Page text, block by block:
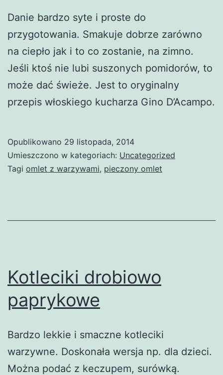
Danie bardzo syte i proste do
przygotowania. Smakuje dobrze zarówno
na ciepło jak i to co zostanie, na zimno.
Jeśli ktoś nie lubi suszonych pomidorów, to
może dać świeże. Jest to oryginalny
przepis włoskiego kucharza Gino D’Acampo.
Opublikowano 29 listopada, 2014
Umieszczono w kategoriach: Uncategorized
Tagi omlet z warzywami, pieczony omlet
Kotleciki drobiowo
paprykowe
Bardzo lekkie i smaczne kotleciki
warzywne. Doskonała wersja np. dla dzieci.
Można podać z keczupem, surówką.